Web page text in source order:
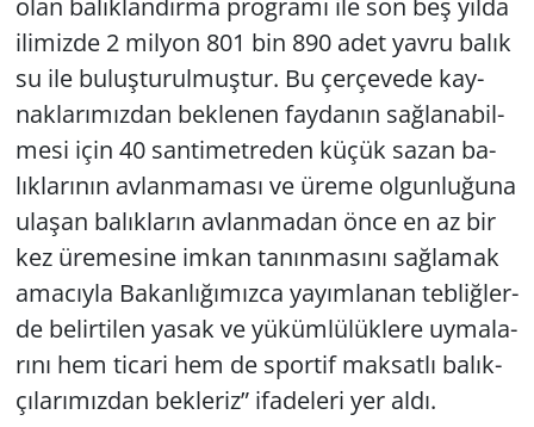
olan ba­lık­lan­dır­ma prog­ra­mı ile son beş yılda
ili­miz­de 2 mil­yon 801 bin 890 adet yavru balık
su ile bu­luş­tu­rul­muş­tur. Bu çer­çe­ve­de kay­
nak­la­rı­mız­dan bek­le­nen fay­da­nın sağ­la­na­bil­
me­si için 40 san­ti­met­re­den küçük sazan ba­
lık­la­rı­nın av­lan­ma­ma­sı ve üreme ol­gun­lu­ğu­na
ula­şan ba­lık­la­rın av­lan­ma­dan önce en az bir
kez üre­me­si­ne imkan ta­nın­ma­sı­nı sağ­la­mak
ama­cıy­la Ba­kan­lı­ğı­mız­ca ya­yım­la­nan teb­liğ­ler­
de be­lir­ti­len yasak ve yü­küm­lü­lük­le­re uy­ma­la­
rı­nı hem ti­ca­ri hem de spor­tif mak­sat­lı ba­lık­
çı­la­rı­mız­dan bek­le­riz” ifa­de­le­ri yer aldı.